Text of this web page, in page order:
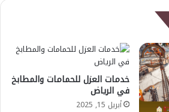
خدمات العزل للحمامات والمطابخ
في الرياض
أبريل 15, 2025